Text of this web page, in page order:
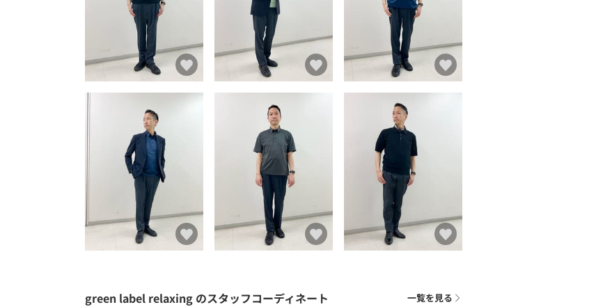
green label relaxing のスタッフコーディネート 一覧を見る